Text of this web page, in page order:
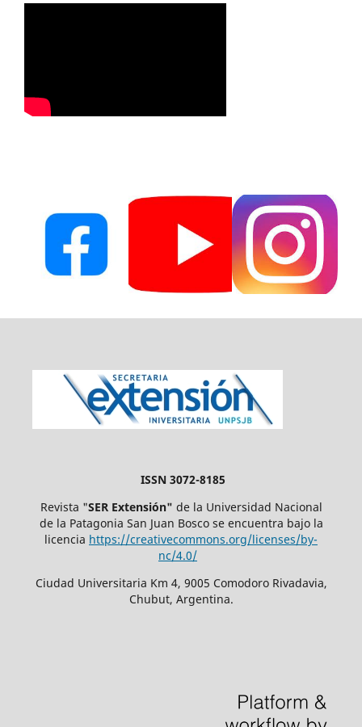
ISSN 3072-8185
Revista "SER Extensión" de la Universidad Nacional
de la Patagonia San Juan Bosco se encuentra bajo la
licencia https://creativecommons.org/licenses/by-
nc/4.0/
Ciudad Universitaria Km 4, 9005 Comodoro Rivadavia,
Chubut, Argentina.